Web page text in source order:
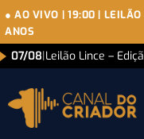
● AO VIVO | 19:00 | LEILÃO
ANOS
07/08|Leilão Lince –